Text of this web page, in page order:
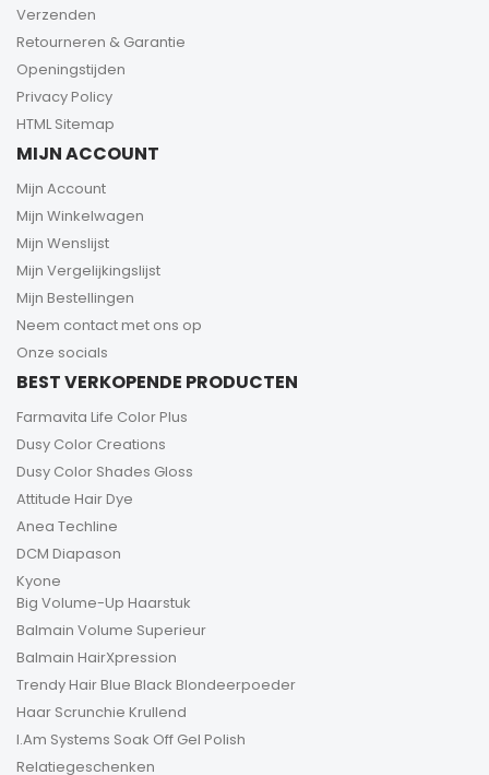
Verzenden
Retourneren & Garantie
Openingstijden
Privacy Policy
HTML Sitemap
MIJN ACCOUNT
Mijn Account
Mijn Winkelwagen
Mijn Wenslijst
Mijn Vergelijkingslijst
Mijn Bestellingen
Neem contact met ons op
Onze socials
BEST VERKOPENDE PRODUCTEN
Farmavita Life Color Plus
Dusy Color Creations
Dusy Color Shades Gloss
Attitude Hair Dye
Anea Techline
DCM Diapason
Kyone
Big Volume-Up Haarstuk
Balmain Volume Superieur
Balmain HairXpression
Trendy Hair Blue Black Blondeerpoeder
Haar Scrunchie Krullend
I.Am Systems Soak Off Gel Polish
Relatiegeschenken